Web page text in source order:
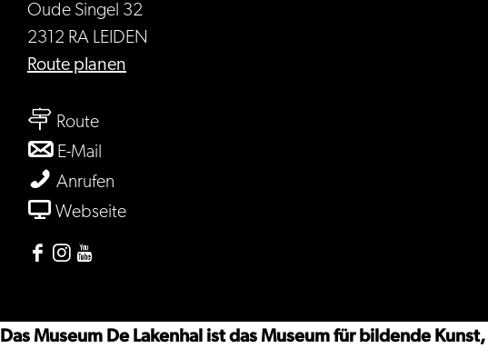
Oude Singel 32
2312 RA LEIDEN
Route planen
Routebis
Museum
De
Lakenhal
E-Mail
Museum
De
Anrufen
De
Webseiteab
Facebook
De
Lakenhal
Instagram
De
Lakenhal
Youtube
De
Lakenhal
Das Museum De Lakenhal ist das Museum für bildende